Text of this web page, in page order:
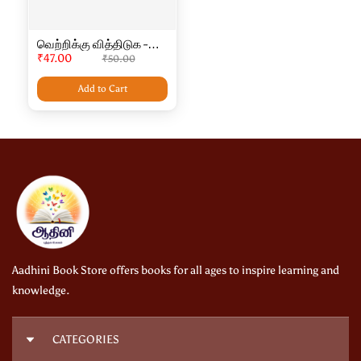
வெற்றிக்கு வித்திடுக -
Vetriku Viththiduka -
₹47.00 ₹50.00
Add to Cart
Aadhini Book Store offers books for all ages to inspire learning and
knowledge.
CATEGORIES